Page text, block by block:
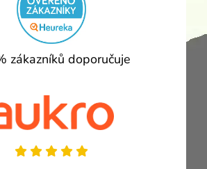
zákazníků doporučuje